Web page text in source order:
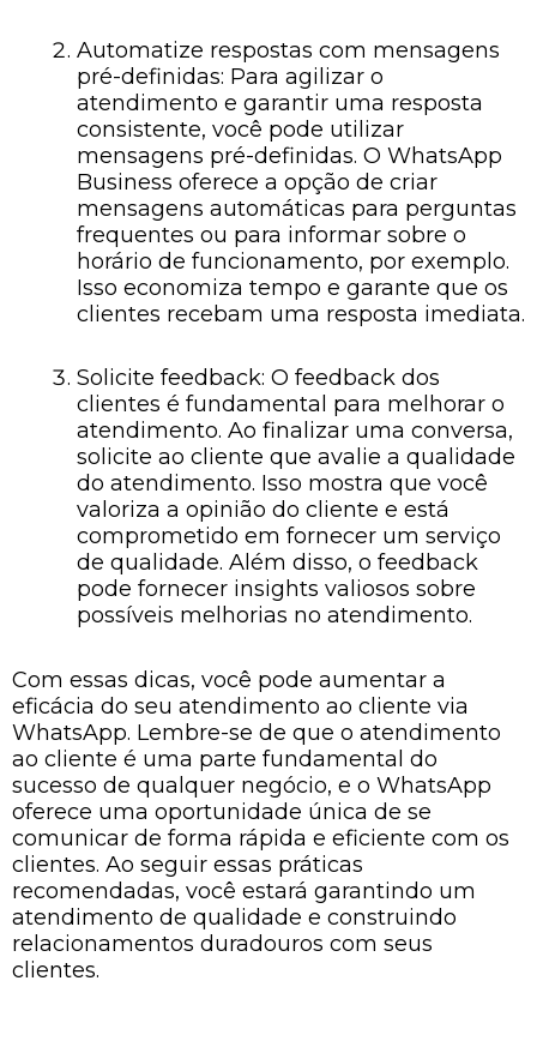
Automatize respostas com mensagens
pré-definidas: Para agilizar o
atendimento e garantir uma resposta
consistente, você pode utilizar
mensagens pré-definidas. O WhatsApp
Business oferece a opção de criar
mensagens automáticas para perguntas
frequentes ou para informar sobre o
horário de funcionamento, por exemplo.
Isso economiza tempo e garante que os
clientes recebam uma resposta imediata.
Solicite feedback: O feedback dos
clientes é fundamental para melhorar o
atendimento. Ao finalizar uma conversa,
solicite ao cliente que avalie a qualidade
do atendimento. Isso mostra que você
valoriza a opinião do cliente e está
comprometido em fornecer um serviço
de qualidade. Além disso, o feedback
pode fornecer insights valiosos sobre
possíveis melhorias no atendimento.
Com essas dicas, você pode aumentar a
eficácia do seu atendimento ao cliente via
WhatsApp. Lembre-se de que o atendimento
ao cliente é uma parte fundamental do
sucesso de qualquer negócio, e o WhatsApp
oferece uma oportunidade única de se
comunicar de forma rápida e eficiente com os
clientes. Ao seguir essas práticas
recomendadas, você estará garantindo um
atendimento de qualidade e construindo
relacionamentos duradouros com seus
clientes.